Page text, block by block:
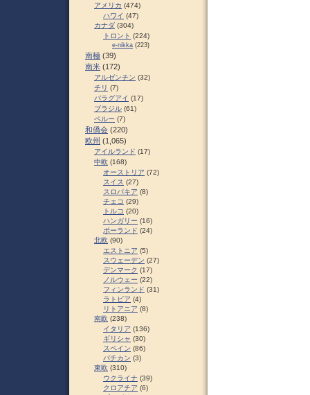
アメリカ (474)
ハワイ (47)
カナダ (304)
トロント (224)
e-nikka (223)
南極 (39)
南米 (172)
アルゼンチン (32)
チリ (7)
パラグアイ (17)
ブラジル (61)
ペルー (7)
和僑会 (220)
欧州 (1,065)
アイルランド (17)
中欧 (168)
オーストリア (72)
スイス (27)
スロパキア (8)
チェコ (29)
トルコ (20)
ハンガリー (16)
ポーランド (24)
北欧 (90)
エストニア (5)
スウェーデン (27)
デンマーク (17)
ノルウェー (22)
フィンランド (31)
ラトビア (4)
リトアニア (8)
南欧 (238)
イタリア (136)
ギリシャ (30)
スペイン (86)
バチカン (3)
東欧 (310)
ウクライナ (39)
クロアチア (6)